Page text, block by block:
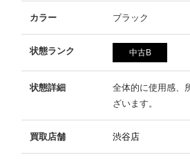
カラー ブラック
状態ランク 中古B
状態詳細
全体的に使用感、
ざいます。
買取店舗 渋谷店